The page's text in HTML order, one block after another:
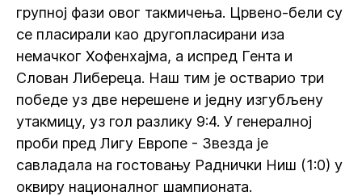
групној фази овог такмичења. Црвено-бели су
се пласирали као другопласирани иза
немачког Хофенхајма, а испред Гента и
Слован Либереца. Наш тим је остварио три
победе уз две нерешене и једну изгубљену
утакмицу, уз гол разлику 9:4. У генералној
проби пред Лигу Европе - Звезда је
савладала на гостовању Раднички Ниш (1:0) у
оквиру националног шампионата.